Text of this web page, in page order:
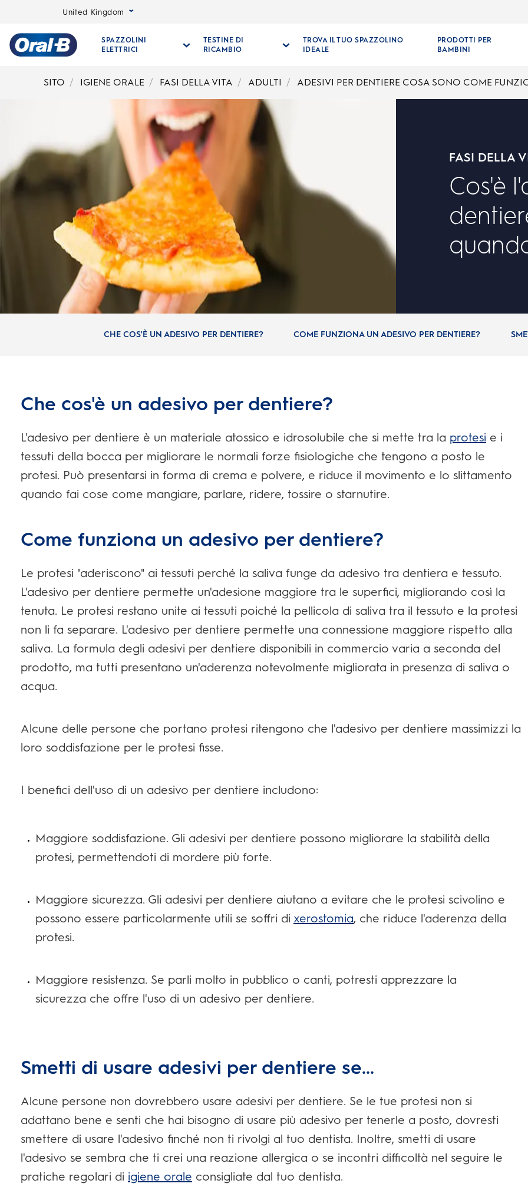
United Kingdom
SPAZZOLINI
ELETTRICI
TESTINE DI
RICAMBIO
TROVA IL TUO SPAZZOLINO
IDEALE
PRODOTTI PER
BAMBINI
SITO IGIENE ORALE FASI DELLA VITA ADULTI ADESIVI PER DENTIERE COSA SONO COME
FASI DELLA
Cos'è
CHE COS'È UN ADESIVO PER DENTIERE? COME FUNZIONA UN ADESIVO PER DENTIERE?
Che cos'è un adesivo per dentiere?
L'adesivo per dentiere è un materiale atossico e idrosolubile che si mette tra la protesi e i
tessuti della bocca per migliorare le normali forze fisiologiche che tengono a posto le
protesi. Può presentarsi in forma di crema e polvere, e riduce il movimento e lo slittamento
quando fai cose come mangiare, parlare, ridere, tossire o starnutire.
Come funziona un adesivo per dentiere?
Le protesi "aderiscono" ai tessuti perché la saliva funge da adesivo tra dentiera e tessuto.
L'adesivo per dentiere permette un'adesione maggiore tra le superfici, migliorando così la
tenuta. Le protesi restano unite ai tessuti poiché la pellicola di saliva tra il tessuto e la protesi
non li fa separare. L'adesivo per dentiere permette una connessione maggiore rispetto alla
saliva. La formula degli adesivi per dentiere disponibili in commercio varia a seconda del
prodotto, ma tutti presentano un'aderenza notevolmente migliorata in presenza di saliva o
acqua.
Alcune delle persone che portano protesi ritengono che l'adesivo per dentiere massimizzi la
loro soddisfazione per le protesi fisse.
I benefici dell'uso di un adesivo per dentiere includono:
Maggiore soddisfazione. Gli adesivi per dentiere possono migliorare la stabilità della
protesi, permettendoti di mordere più forte.
Maggiore sicurezza. Gli adesivi per dentiere aiutano a evitare che le protesi scivolino e
possono essere particolarmente utili se soffri di xerostomia, che riduce l'aderenza della
protesi.
Maggiore resistenza. Se parli molto in pubblico o canti, potresti apprezzare la
sicurezza che offre l'uso di un adesivo per dentiere.
Smetti di usare adesivi per dentiere se...
Alcune persone non dovrebbero usare adesivi per dentiere. Se le tue protesi non si
adattano bene e senti che hai bisogno di usare più adesivo per tenerle a posto, dovresti
smettere di usare l'adesivo finché non ti rivolgi al tuo dentista. Inoltre, smetti di usare
l'adesivo se sembra che ti crei una reazione allergica o se incontri difficoltà nel seguire le
pratiche regolari di igiene orale consigliate dal tuo dentista.